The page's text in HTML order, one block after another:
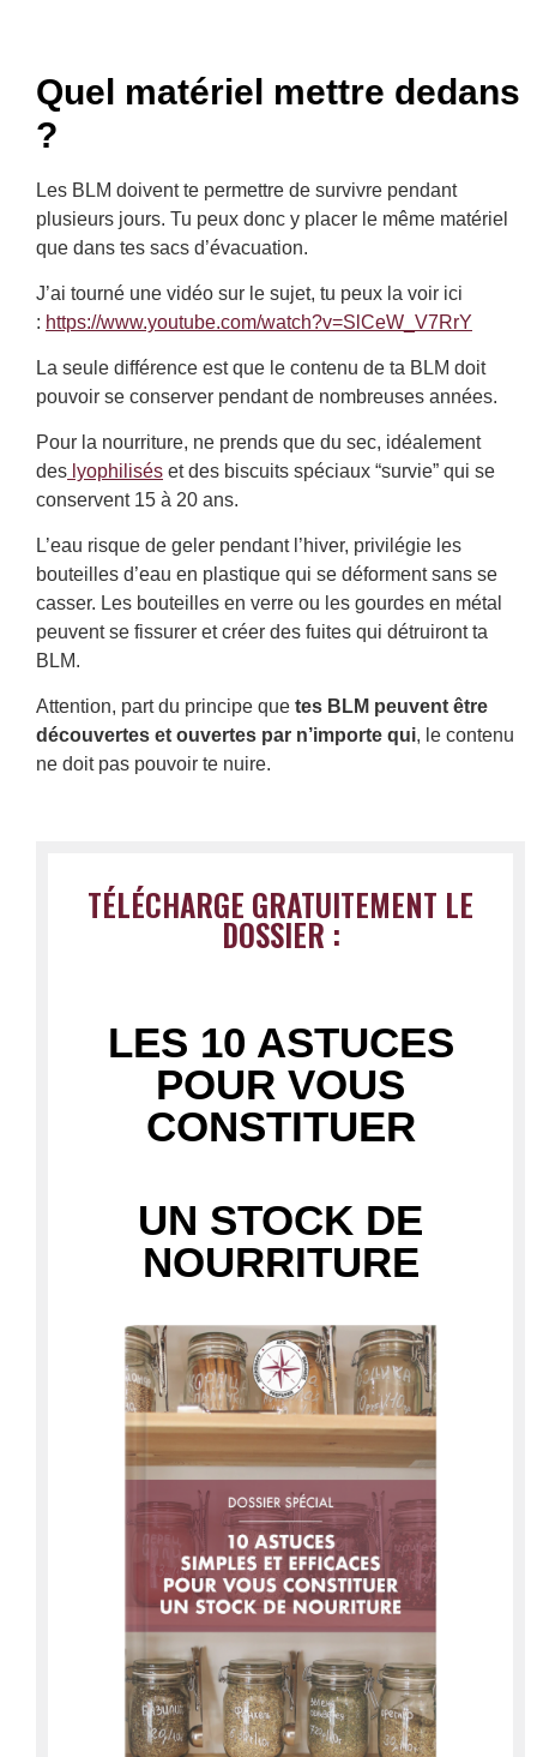
Quel matériel mettre dedans
?
Les BLM doivent te permettre de survivre pendant
plusieurs jours. Tu peux donc y placer le même matériel
que dans tes sacs d’évacuation.
J’ai tourné une vidéo sur le sujet, tu peux la voir ici
: https://www.youtube.com/watch?v=SlCeW_V7RrY
La seule différence est que le contenu de ta BLM doit
pouvoir se conserver pendant de nombreuses années.
Pour la nourriture, ne prends que du sec, idéalement
des lyophilisés et des biscuits spéciaux “survie” qui se
conservent 15 à 20 ans.
L’eau risque de geler pendant l’hiver, privilégie les
bouteilles d’eau en plastique qui se déforment sans se
casser. Les bouteilles en verre ou les gourdes en métal
peuvent se fissurer et créer des fuites qui détruiront ta
BLM.
Attention, part du principe que tes BLM peuvent être
découvertes et ouvertes par n’importe qui, le contenu
ne doit pas pouvoir te nuire.
TÉLÉCHARGE GRATUITEMENT LE
DOSSIER :
LES 10 ASTUCES
POUR VOUS
CONSTITUER
UN STOCK DE
NOURRITURE